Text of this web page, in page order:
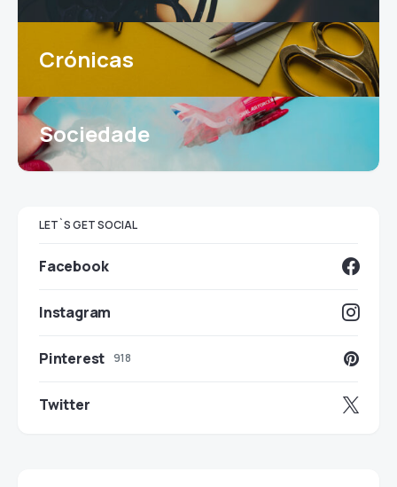
Crónicas
Sociedade
LET`S GET SOCIAL
Facebook
Instagram
Pinterest 918
Twitter